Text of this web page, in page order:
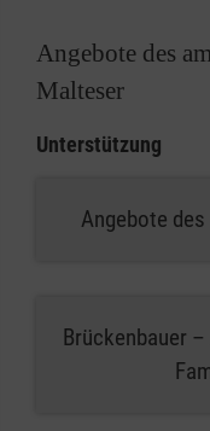
Angebote des
Malteser
Unterstützung
Angebote
Brückenbauer